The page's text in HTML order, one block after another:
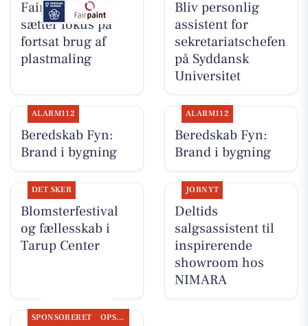
Fairpaint ApS
sætter fokus på
fortsat brug af
plastmaling
Bliv personlig
assistent for
sekretariatschefen
på Syddansk
Universitet
ALARM112
Beredskab Fyn:
Brand i bygning
ALARM112
Beredskab Fyn:
Brand i bygning
DET SKER
Blomsterfestival
og fællesskab i
Tarup Center
JOBNYT
Deltids
salgsassistent til
inspirerende
showroom hos
NIMARA
SPONSORERET OPSLAGSTAVLEN